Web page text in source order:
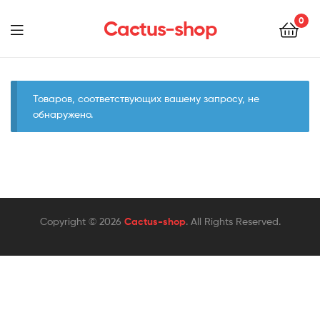
Cactus-shop 0
Menu
Товаров, соответствующих вашему запросу, не
обнаружено.
Copyright © 2026 Cactus-shop. All Rights Reserved.